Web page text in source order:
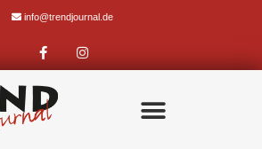
info@trendjournal.de